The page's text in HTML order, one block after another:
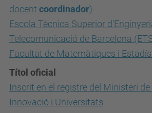
docent coordinador)
Escola Tècnica Superior
Telecomunicació de Barcelona
Facultat de Matemàtiques i
Títol oficial
Inscrit en el registre del Ministeri de
Innovació i Universitats